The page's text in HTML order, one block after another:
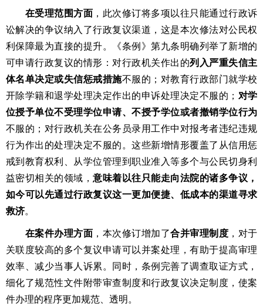
在受理范围方面 ，此次修订将多项以往只能通过行政诉
讼解决的争议纳入了行政复议渠道，这是本次修法对公民权
利保障最为直接的提升。《条例》第九条明确列举了新增的
可申请行政复议的情形：对行政机关作出的列入严重失信主
体名单决定或失信惩戒措施不服的；对教育行政部门就学校
开除学籍和退学处理决定作出的申诉处理决定不服的； 对学
位授予单位不受理学位申请、不授予学位或者撤销学位行为
不服的；对行政机关在公务员录用工作中对报考者违纪违规
行为作出的处理决定不服的。这些新增情形覆盖了从信用惩
戒到教育权利、从学位管理到职业准入等多个与公民切身利
益密切相关的领域，意味着以往只能走向法院的诸多争议，
如今可以先通过行政复议这一更加便捷、低成本的渠道寻求
救济。
在案件办理方面 ，本次修订增加了合并审理制度 ，对于
关联度较高的多个复议申请可以并案处理，有助于提高审理
效率、减少当事人诉累。同时，条例完善了调查取证方式，
细化了规范性文件附带审查制度和行政复议决定制度，使案
件办理的程序更加规范、透明。